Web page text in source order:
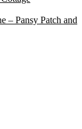
– Pansy Patch and